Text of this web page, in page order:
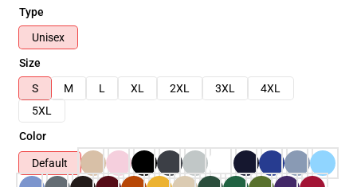
Type
Unisex
Size
S
M L XL 2XL 3XL
4XL
5XL
Color
Default